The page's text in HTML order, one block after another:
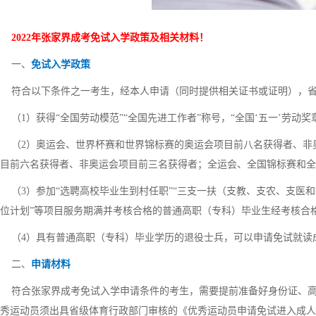
2022年张家界成考免试入学政策及相关材料！
一、 免试入学政策
符合以下条件之一考生，经本人申请（同时提供相关证书或证明），
（1）获得“全国劳动模范”“全国先进工作者”称号，“全国‘五一’劳动奖
（2）奥运会、世界杯赛和世界锦标赛的奥运会项目前八名获得者、
目前六名获得者、非奥运会项目前三名获得者；全运会、全国锦标赛和
（3）参加“选聘高校毕业生到村任职”“三支一扶（支教、支农、支医
位计划”等项目服务期满并考核合格的普通高职（专科）毕业生经考核合
（4）具有普通高职（专科）毕业学历的退役士兵，可以申请免试就读
二、 申请材料
符合张家界成考免试入学申请条件的考生，需要提前准备好身份证、
秀运动员须出具省级体育行政部门审核的《优秀运动员申请免试进入成